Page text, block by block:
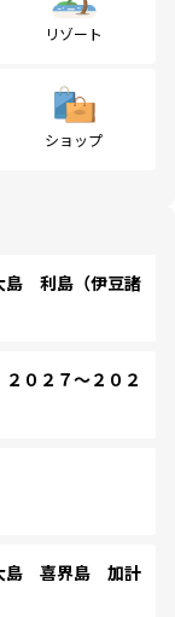
リゾート
ショップ
利島（伊豆諸
０２７～２０２
島 喜界島 加計